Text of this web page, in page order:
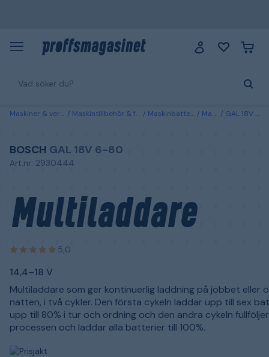
Maskiner & verktyg Maskintillbehör & förbrukning Maskinbatterier & laddare Maskinladdare GAL 18V 6-80 Bosch Multiladdare 14,4–18 V
BOSCH GAL 18V 6-80
Art.nr: 2930444
Multiladdare
5,0
14,4–18 V
Multiladdare som ger kontinuerlig laddning på jobbet eller
natten, i två cykler. Den första cykeln laddar upp till sex
upp till 80% i tur och ordning och den andra cykeln
processen och laddar alla batterier till 100%.